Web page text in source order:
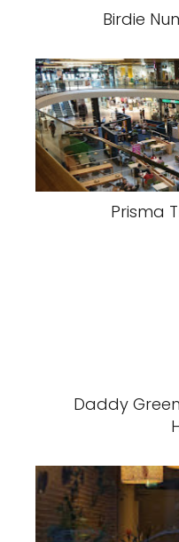
Birdie
Prisma
Daddy